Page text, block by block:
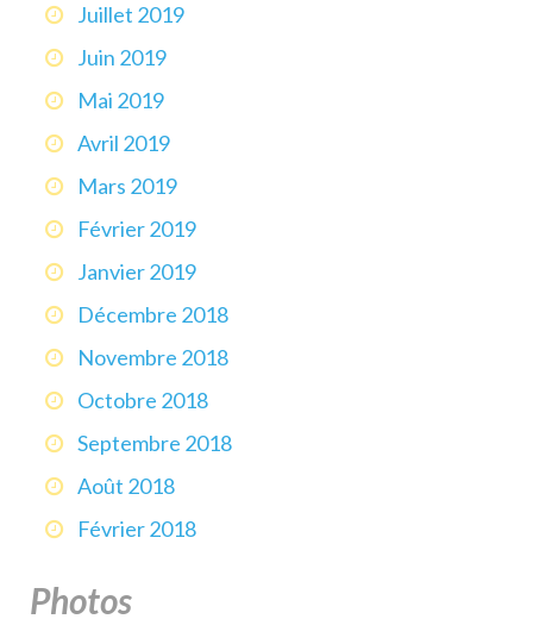
Juillet 2019
Juin 2019
Mai 2019
Avril 2019
Mars 2019
Février 2019
Janvier 2019
Décembre 2018
Novembre 2018
Octobre 2018
Septembre 2018
Août 2018
Février 2018
Photos